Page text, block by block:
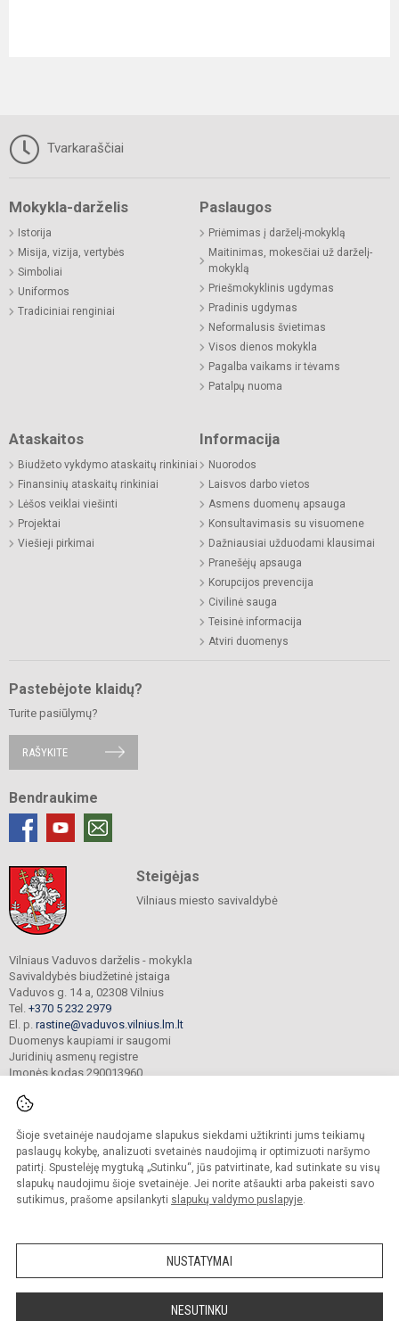
Šioje svetainėje naudojame slapukus siekdami užtikrinti jums teikiamų
paslaugų kokybę, analizuoti svetainės naudojimą ir optimizuoti naršymo
patirtį. Spustelėję mygtuką „Sutinku“, jūs patvirtinate, kad sutinkate su visų
slapukų naudojimu šioje svetainėje. Jei norite atšaukti arba pakeisti savo
sutikimus, prašome apsilankyti slapukų valdymo puslapyje.
NUSTATYMAI
NESUTINKU
Tvarkaraščiai
Mokykla-darželis
Istorija
Misija, vizija, vertybės
Simboliai
Uniformos
Tradiciniai renginiai
Paslaugos
Priėmimas į darželį-mokyklą
Maitinimas, mokesčiai už darželį-
mokyklą
Priešmokyklinis ugdymas
Pradinis ugdymas
Neformalusis švietimas
Visos dienos mokykla
Pagalba vaikams ir tėvams
Patalpų nuoma
Ataskaitos
Biudžeto vykdymo ataskaitų rinkiniai
Finansinių ataskaitų rinkiniai
Lėšos veiklai viešinti
Projektai
Viešieji pirkimai
Informacija
Nuorodos
Laisvos darbo vietos
Asmens duomenų apsauga
Konsultavimasis su visuomene
Dažniausiai užduodami klausimai
Pranešėjų apsauga
Korupcijos prevencija
Civilinė sauga
Teisinė informacija
Atviri duomenys
Pastebėjote klaidų?
Turite pasiūlymų?
RAŠYKITE
Bendraukime
Steigėjas
Vilniaus miesto savivaldybė
Vilniaus Vaduvos darželis - mokykla
Savivaldybės biudžetinė įstaiga
Vaduvos g. 14 a, 02308 Vilnius
Tel. +370 5 232 2979
El. p. rastine@vaduvos.vilnius.lm.lt
Duomenys kaupiami ir saugomi
Juridinių asmenų registre
Įmonės kodas 290013960
© 2023. Vilniaus Vaduvos darželis - mokykla. Visos teisės saugomos.
Kopijuoti turinį be raštiško įstaigos administracijos sutikimo griežtai draudžiama.
Prieinamumo paraiška Slapukų politika
Sumanus būdas atnaujinti